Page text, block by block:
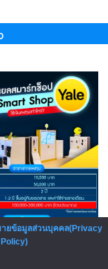
ายข้อมูลส่วนบุคคล(Privacy